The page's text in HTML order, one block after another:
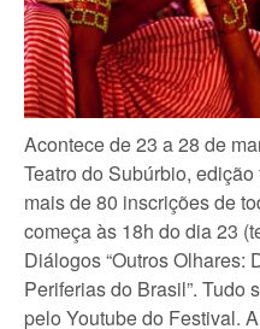
Acontece de 23 a 28 de
Teatro do Subúrbio,
mais de 80 inscrições de
começa às 18h do dia 23
Diálogos “Outros Olhares:
Periferias do Brasil”. Tudo
pelo Youtube do Festival.